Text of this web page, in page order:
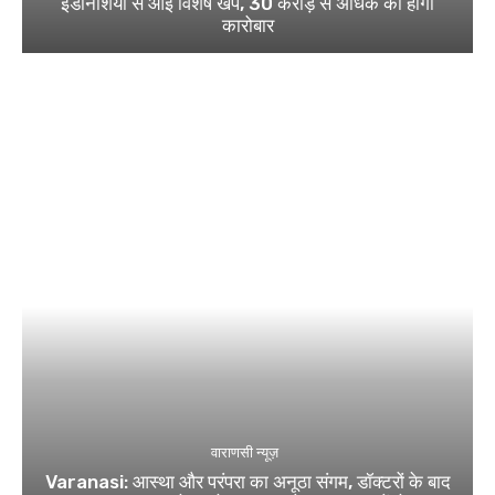
कारोबार
वाराणसी न्यूज़
Varanasi: आस्था और परंपरा का अनूठा संगम, डॉक्टरों के बाद